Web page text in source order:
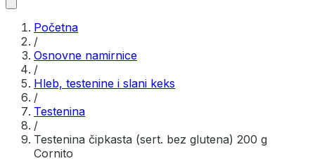
Početna
/
Osnovne namirnice
/
Hleb, testenine i slani keks
/
Testenina
/
Testenina čipkasta (sert. bez glutena) 200 g
Cornito